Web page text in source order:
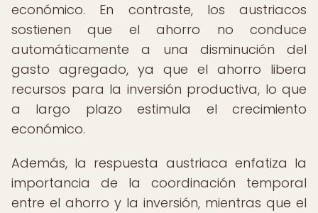
económico. En contraste, los austriacos
sostienen que el ahorro no conduce
automáticamente a una disminución del
gasto agregado, ya que el ahorro libera
recursos para la inversión productiva, lo que
a largo plazo estimula el crecimiento
económico.
Además, la respuesta austriaca enfatiza la
importancia de la coordinación temporal
entre el ahorro y la inversión, mientras que el